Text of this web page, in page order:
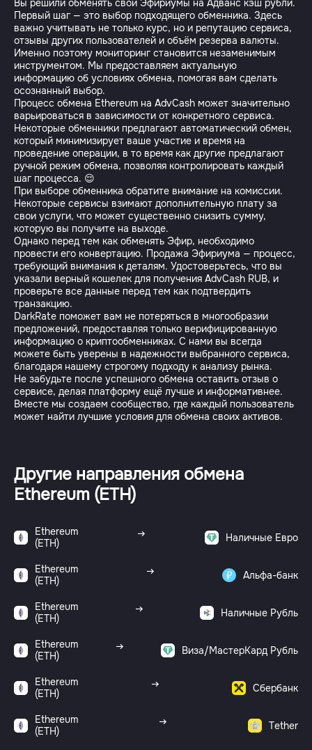
Вы решили обменять свои Эфириумы на Адванс кэш рубли.
Первый шаг — это выбор подходящего обменника. Здесь
важно учитывать не только курс, но и репутацию сервиса,
отзывы других пользователей и объём резерва валюты.
Именно поэтому мониторинг становится незаменимым
инструментом. Мы предоставляем актуальную
информацию об условиях обмена, помогая вам сделать
осознанный выбор.
Процесс обмена Ethereum на AdvCash может значительно
варьироваться в зависимости от конкретного сервиса.
Некоторые обменники предлагают автоматический обмен,
который минимизирует ваше участие и время на
проведение операции, в то время как другие предлагают
ручной режим обмена, позволяя контролировать каждый
шаг процесса. 😌
При выборе обменника обратите внимание на комиссии.
Некоторые сервисы взимают дополнительную плату за
свои услуги, что может существенно снизить сумму,
которую вы получите на выходе.
Однако перед тем как обменять Эфир, необходимо
провести его конвертацию. Продажа Эфириума — процесс,
требующий внимания к деталям. Удостоверьтесь, что вы
указали верный кошелек для получения AdvCash RUB, и
проверьте все данные перед тем как подтвердить
транзакцию.
DarkRate поможет вам не потеряться в многообразии
предложений, предоставляя только верифицированную
информацию о криптообменниках. С нами вы всегда
можете быть уверены в надежности выбранного сервиса,
благодаря нашему строгому подходу к анализу рынка.
Не забудьте после успешного обмена оставить отзыв о
сервисе, делая платформу ещё лучше и информативнее.
Вместе мы создаем сообщество, где каждый пользователь
может найти лучшие условия для обмена своих активов.
Другие направления обмена
Ethereum (ETH)
Ethereum
(ETH)
Наличные Евро
Ethereum
(ETH)
Альфа-банк
Ethereum
(ETH)
Наличные Рубль
Ethereum
(ETH)
Виза/МастерКард Рубль
Ethereum
(ETH)
Сбербанк
Ethereum
(ETH)
Tether